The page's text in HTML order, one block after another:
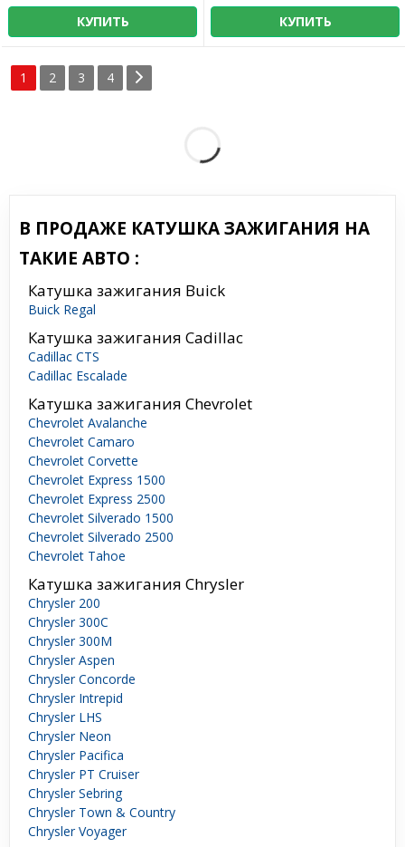
КУПИТЬ КУПИТЬ
1 2 3 4
В ПРОДАЖЕ КАТУШКА ЗАЖИГАНИЯ НА
ТАКИЕ АВТО :
Катушка зажигания Buick
Buick Regal
Катушка зажигания Cadillac
Cadillac CTS
Cadillac Escalade
Катушка зажигания Chevrolet
Chevrolet Avalanche
Chevrolet Camaro
Chevrolet Corvette
Chevrolet Express 1500
Chevrolet Express 2500
Chevrolet Silverado 1500
Chevrolet Silverado 2500
Chevrolet Tahoe
Катушка зажигания Chrysler
Chrysler 200
Chrysler 300C
Chrysler 300M
Chrysler Aspen
Chrysler Concorde
Chrysler Intrepid
Chrysler LHS
Chrysler Neon
Chrysler Pacifica
Chrysler PT Cruiser
Chrysler Sebring
Chrysler Town & Country
Chrysler Voyager